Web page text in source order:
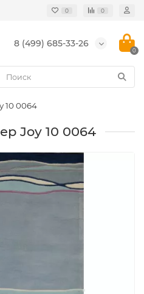
0 0
8 (499) 685-33-26
0
10 0064
Joy 10 0064